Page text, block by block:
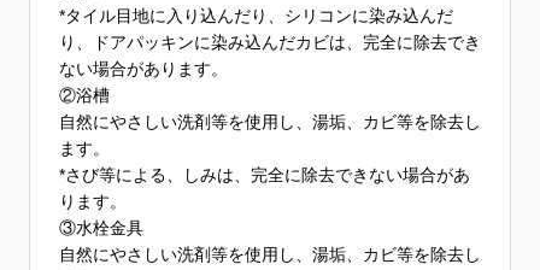
*タイル目地に入り込んだり、シリコンに染み込んだ
り、ドアパッキンに染み込んだカビは、完全に除去でき
ない場合があります。
②浴槽
自然にやさしい洗剤等を使用し、湯垢、カビ等を除去し
ます。
*さび等による、しみは、完全に除去できない場合があ
ります。
③水栓金具
自然にやさしい洗剤等を使用し、湯垢、カビ等を除去し